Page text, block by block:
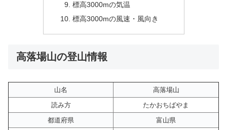
標高3000mの気温
標高3000mの風速・風向き
高落場山の登山情報
山名
高落場山
読み方
たかおちばやま
都道府県
富山県